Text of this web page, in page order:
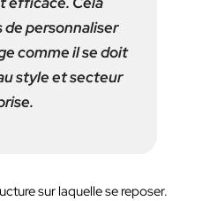
de personnaliser
comme il se doit
style et secteur
sur laquelle se reposer.